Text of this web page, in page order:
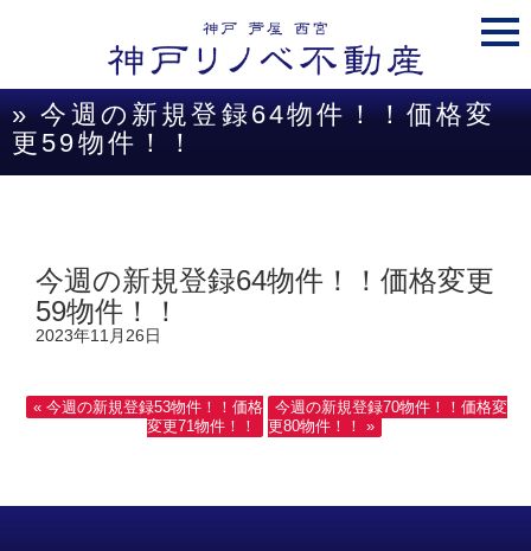
» 今週の新規登録64物件！！価格変
更59物件！！
今週の新規登録64物件！！価格変更
59物件！！
2023年11月26日
« 今週の新規登録53物件！！価格
変更71物件！！
今週の新規登録70物件！！価格変
更80物件！！ »